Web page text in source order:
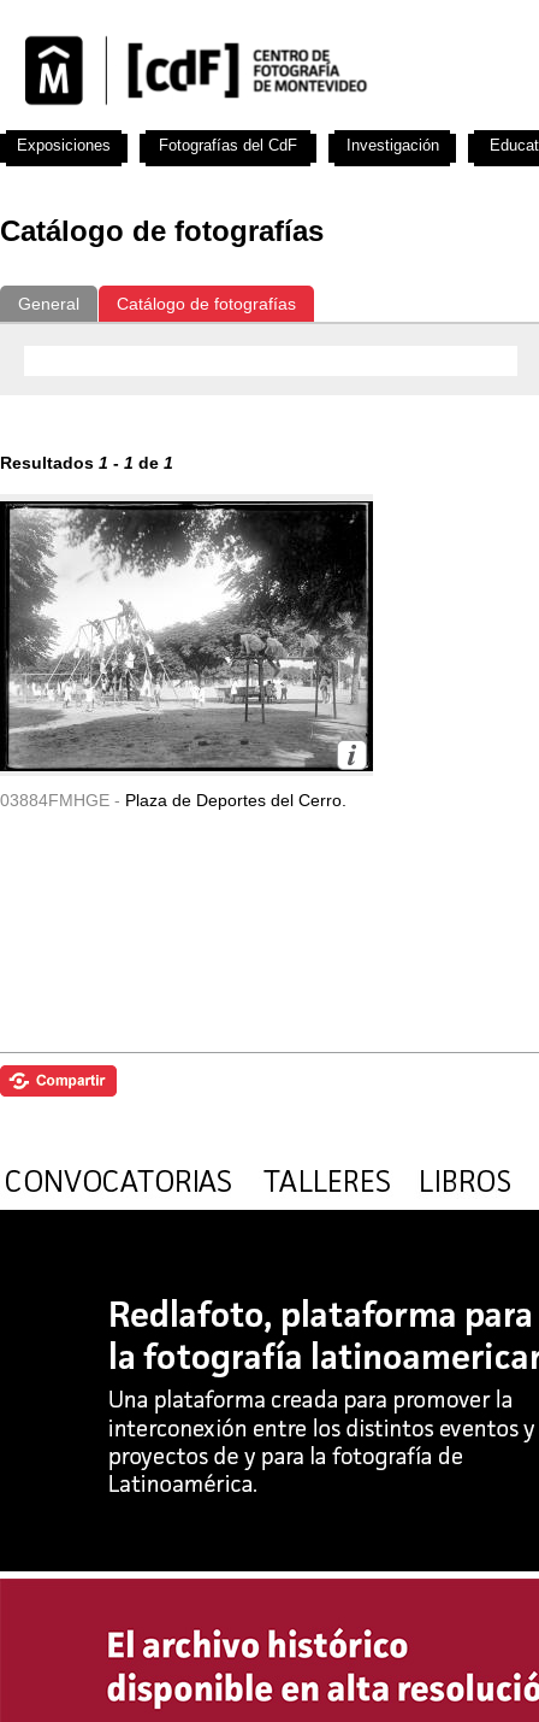
Catálogo de fotografías
General Catálogo de fotografías
Resultados 1 - 1 de 1
03884FMHGE - Plaza de Deportes del Cerro.
Exposiciones Fotografías del CdF Investigación